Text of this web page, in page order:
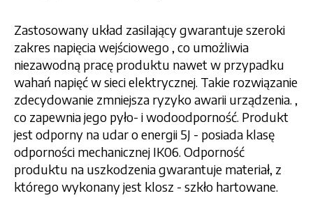
Zastosowany układ zasilający gwarantuje szeroki
zakres napięcia wejściowego , co umożliwia
niezawodną pracę produktu nawet w przypadku
wahań napięć w sieci elektrycznej. Takie rozwiązanie
zdecydowanie zmniejsza ryzyko awarii urządzenia. ,
co zapewnia jego pyło- i wodoodporność. Produkt
jest odporny na udar o energii 5J - posiada klasę
odporności mechanicznej IK06. Odporność
produktu na uszkodzenia gwarantuje materiał, z
którego wykonany jest klosz - szkło hartowane.